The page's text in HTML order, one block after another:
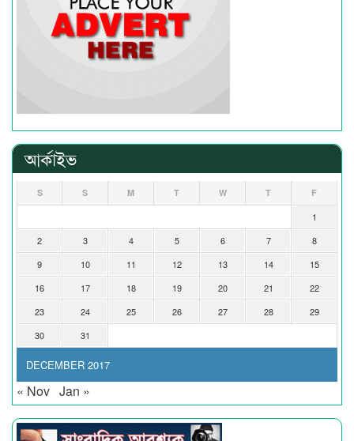
আর্কাইভ
DECEMBER 2017
S S M T W T F
1
2
3 4 5 6 7
8
9
10 11 12 13 14
15
16
17 18 19 20 21
22
23
24 25 26 27 28
29
30
31
« Nov Jan »